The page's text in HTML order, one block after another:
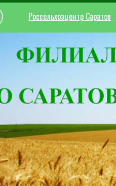
Россельхозцентр Саратов